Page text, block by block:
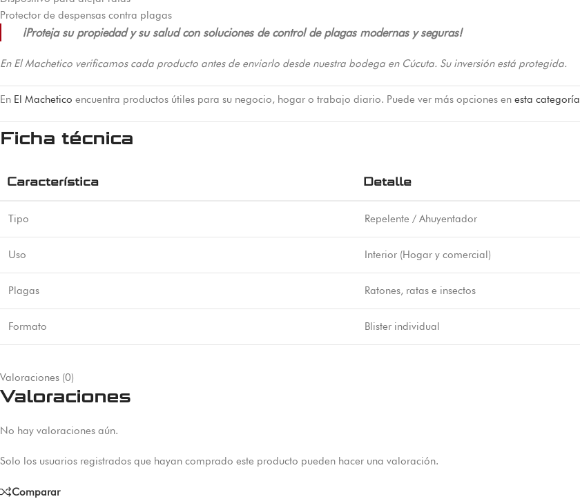
Protector de despensas contra plagas
¡Proteja su propiedad y su salud con soluciones de control de plagas modernas y seguras!
En El Machetico verificamos cada producto antes de enviarlo desde nuestra bodega en Cúcuta. Su inversión está protegida.
En El Machetico encuentra productos útiles para su negocio, hogar o trabajo diario. Puede ver más opciones en esta categoría
Ficha técnica
Característica Detalle
Tipo Repelente / Ahuyentador
Uso Interior (Hogar y comercial)
Plagas Ratones, ratas e insectos
Formato Blister individual
Valoraciones (0)
Valoraciones
No hay valoraciones aún.
Solo los usuarios registrados que hayan comprado este producto pueden hacer una valoración.
Comparar